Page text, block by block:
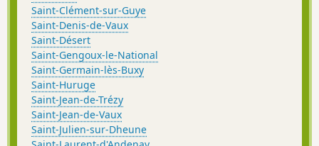
Saint-Clément-sur-Guye
Saint-Denis-de-Vaux
Saint-Désert
Saint-Gengoux-le-National
Saint-Germain-lès-Buxy
Saint-Huruge
Saint-Jean-de-Trézy
Saint-Jean-de-Vaux
Saint-Julien-sur-Dheune